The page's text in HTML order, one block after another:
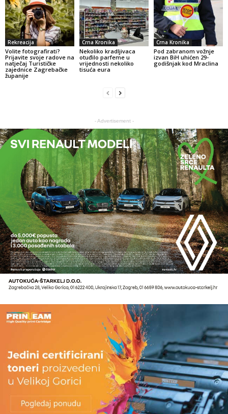
Rekreacija
Volite fotografirati?
Prijavite svoje radove na
natječaj Turističke
zajednice Zagrebačke
županije
Crna Kronika
Nekoliko kradljivaca
otuđilo parfeme u
vrijednosti nekoliko
tisuća eura
Crna Kronika
Pod zabranom vožnje
izvan BiH uhićen 29-
godišnjak kod Mraclina
- Advertisement -